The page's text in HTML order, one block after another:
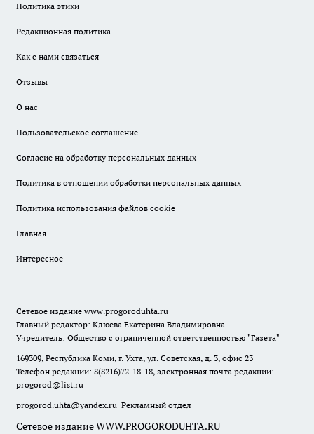
Политика этики
Редакционная политика
Как с нами связаться
Отзывы
О нас
Пользовательское соглашение
Согласие на обработку персональных данных
Политика в отношении обработки персональных данных
Политика использования файлов cookie
Главная
Интересное
Сетевое издание www.progoroduhta.ru
Главный редактор: Клюева Екатерина Владимировна
Учредитель: Общество с ограниченной ответственностью "Газета"
169309, Республика Коми, г. Ухта, ул. Советская, д. 3, офис 23
Телефон редакции: 8(8216)72-18-18, электронная почта редакции:
progorod@list.ru
progorod.uhta@yandex.ru Рекламный отдел
Сетевое издание WWW.PROGORODUHTA.RU